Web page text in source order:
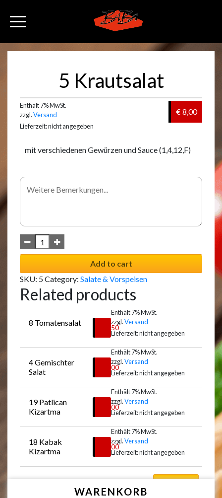
5 Krautsalat
€ 8,00
Enthält 7% MwSt.
zzgl.Versand
Lieferzeit: nicht angegeben
mit verschiedenen Gewürzen und Sauce (1,4,12,F)
Add to cart
SKU: 5Category: Salate & Vorspeisen
Related products
8 Tomatensalat
9,50
Enthält 7% MwSt.
zzgl.Versand
Lieferzeit: nicht angegeben
4 Gemischter
Salat
9,00
Enthält 7% MwSt.
zzgl.Versand
Lieferzeit: nicht angegeben
19 Patlican
Kizartma
9,00
Enthält 7% MwSt.
zzgl.Versand
Lieferzeit: nicht angegeben
18 Kabak
Kizartma
9,00
Enthält 7% MwSt.
zzgl.Versand
Lieferzeit: nicht angegeben
WARENKORB